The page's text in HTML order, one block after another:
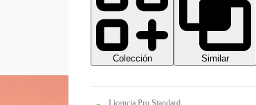
Colección
Similar
Licencia Pro Standard